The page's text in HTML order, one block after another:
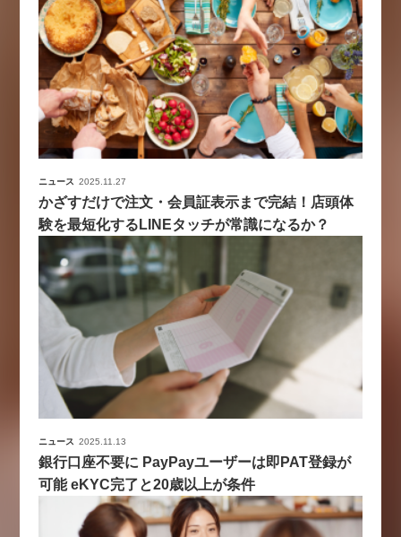
ニュース 2025.11.27
かざすだけで注文・会員証表示まで完結！店頭体
験を最短化するLINEタッチが常識になるか？
ニュース 2025.11.13
銀行口座不要に PayPayユーザーは即PAT登録が
可能 eKYC完了と20歳以上が条件